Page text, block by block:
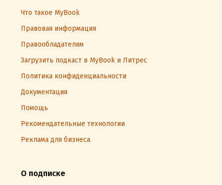
Что такое MyBook
Правовая информация
Правообладателям
Загрузить подкаст в MyBook и Литрес
Политика конфиденциальности
Документация
Помощь
Рекомендательные технологии
Реклама для бизнеса
О подписке